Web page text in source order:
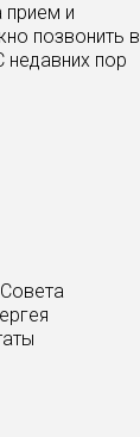
и
позвонить в
недавних пор